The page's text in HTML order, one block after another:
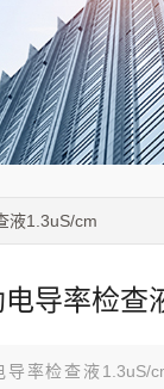
液1.3uS/cm
导率检查
导率检查液1.3uS/